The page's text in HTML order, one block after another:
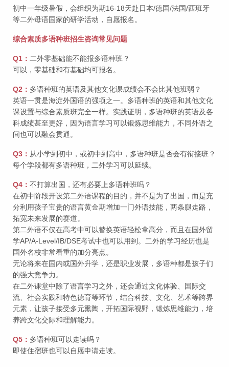
初中一年级暑假，会组织为期16-18天赴日本/德国/法国/西班牙
等二外母语国家的研学活动，自愿报名。
综合素质多语种班招生咨询常见问题
Q1： 二外零基础能不能报多语种班？
可以，零基础和有基础均可报名。
Q2： 多语种班的英语及其他文化课成绩会不会比其他班弱？
英语一贯是海淀外国语的强项之一。多语种班的英语和其他文化
课设置与综合素质班完全一样。实践证明，多语种班的英语及各
科成绩甚至更好，因为语言学习可以锻炼思维能力，不同外语之
间也可以融会贯通。
Q3： 从小学到初中，或初中到高中，多语种班是否会有衔接班？
每个学段都有多语种班，二外学习可以延续。
Q4： 不打算出国，还有必要上多语种班吗？
在初中阶段开设第二外语课程的目的，并不是为了出国，而是充
分利用孩子宝贵的语言黄金期增加一门外语技能，两条腿走路，
拓宽未来发展的赛道。
第二外语不仅在高考中可以替换英语轻松拿高分，而且在国外留
学AP/A-Level/IB/DSE考试中也可以用到。二外的学习经历也是
国外名校非常看重的加分亮点。
无论将来在国内或国外升学，还是职业发展，多语种都是孩子们
的强大竞争力。
在二外课堂中除了语言学习之外，还会通过文化体验、国际交
流、社会实践和特色德育等环节，结合科技、文化、艺术等跨界
元素，让孩子接受多元熏陶，开拓国际视野，锻炼思维能力，培
养跨文化交际和理解能力。
Q5： 多语种班可以走读吗？
即使住宿班也可以自愿申请走读。